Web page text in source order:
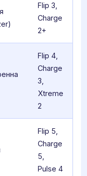
Flip 3,
Charge
2+
Flip 4,
Charge
3,
Xtreme
2
Flip 5,
Charge
5,
Pulse 4